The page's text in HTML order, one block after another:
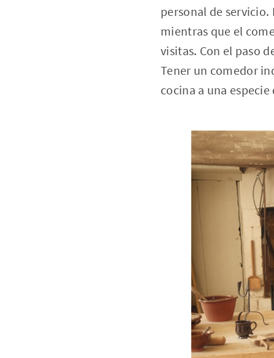
personal de
mientras que el
visitas. Con el paso
Tener un comedor
cocina a una